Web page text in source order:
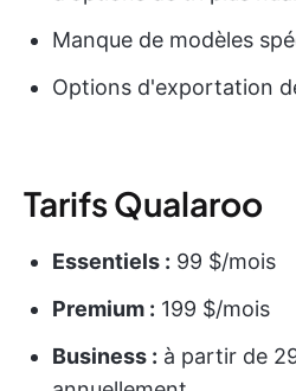
Manque de modèles
Options d'exportation
Tarifs Qualaroo
Essentiels : 99 $/mois
Premium : 199 $/mois
Business : à partir de